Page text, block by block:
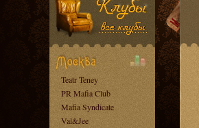
Teatr Teney
PR Mafia Club
Mafia Syndicate
Val&Jee